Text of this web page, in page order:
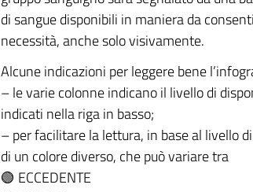
di sangue disponibili in maniera da
necessità, anche solo visivamente.
Alcune indicazioni per leggere bene
– le varie colonne indicano il livello di
indicati nella riga in basso;
– per facilitare la lettura, in base al livello
di un colore diverso, che può variare tra
🟢 ECCEDENTE